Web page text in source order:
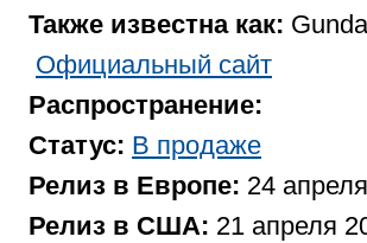
Также известна как:
Официальный сайт
Распространение:
Статус: В продаже
Релиз в Европе: 24
Релиз в США: 21 апреля